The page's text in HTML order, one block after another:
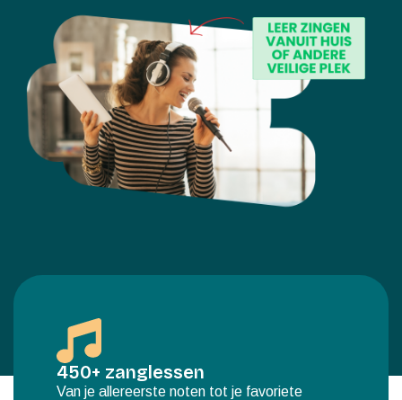
450+ zanglessen
Van je allereerste noten tot je favoriete